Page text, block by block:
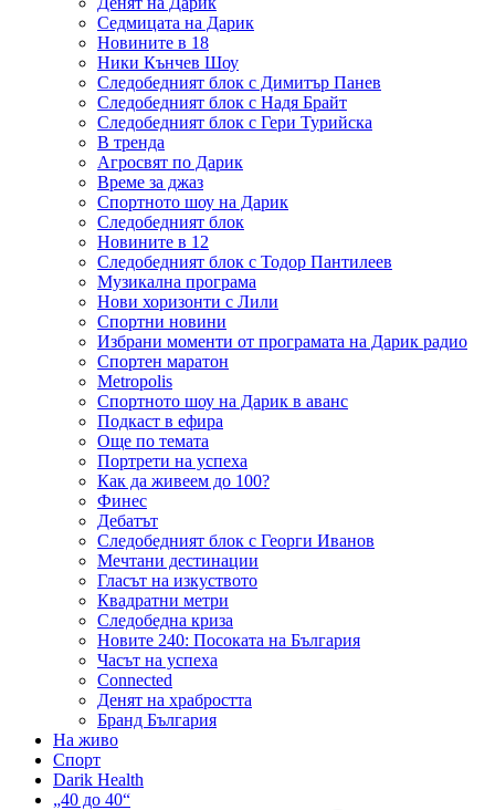
Седмицата на Дарик
Новините в 18
Ники Кънчев Шоу
Следобедният блок с Димитър Панев
Следобедният блок с Надя Брайт
Следобедният блок с Гери Турийска
В тренда
Агросвят по Дарик
Време за джаз
Спортното шоу на Дарик
Следобедният блок
Новините в 12
Следобедният блок с Тодор Пантилеев
Музикална програма
Нови хоризонти с Лили
Спортни новини
Избрани моменти от програмата на Дарик радио
Спортен маратон
Metropolis
Спортното шоу на Дарик в аванс
Подкаст в ефира
Още по темата
Портрети на успеха
Как да живеем до 100?
Финес
Дебатът
Следобедният блок с Георги Иванов
Мечтани дестинации
Гласът на изкуството
Квадратни метри
Следобедна криза
Новите 240: Посоката на България
Часът на успеха
Connected
Денят на храбростта
Бранд България
На живо
Спорт
Darik Health
„40 до 40“